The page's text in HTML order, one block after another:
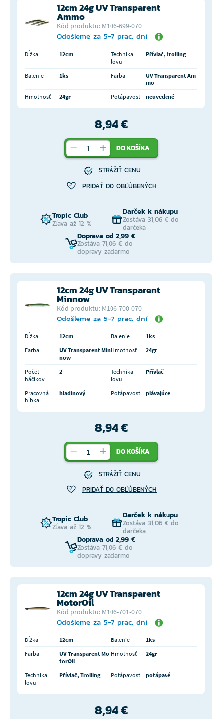
12cm 24g UV Transparent
Ammo
Kód produktu: M106-699-070
Odošleme za 5-7 prac. dní
Dĺžka 12cm
Technika
lovu
Přívlač, trolling
Balenie 1ks Farba
UV Transparent Am
mo
Hmotnosť
24gr Potápavosť neuvedené
8,94 €
DO KOŠÍKA
STRÁŽIŤ CENU
PRIDAŤ DO OBĽÚBENÝCH
Tropic Club
Zľava až 12 %
Darček k nákupu
Zostáva 31,06 € do
darčeka
Doprava od 2,99 €
Zostáva 71,06 € do
dopravy zadarmo
12cm 24g UV Transparent
Minnow
Kód produktu: M106-700-070
Odošleme za 5-7 prac. dní
Dĺžka 12cm Balenie
1ks
Farba
UV Transparent Min
now
Hmotnosť 24gr
Počet
háčikov
2
Technika
lovu
Přívlač
Pracovná
hĺbka
hladinový Potápavosť plávajúce
8,94 €
DO KOŠÍKA
STRÁŽIŤ CENU
PRIDAŤ DO OBĽÚBENÝCH
Tropic Club
Zľava až 12 %
Darček k nákupu
Zostáva 31,06 € do
darčeka
Doprava od 2,99 €
Zostáva 71,06 € do
dopravy zadarmo
12cm 24g UV Transparent
MotorOil
Kód produktu: M106-701-070
Odošleme za 5-7 prac. dní
Dĺžka 12cm Balenie
1ks
Farba
UV Transparent Mo
torOil
Hmotnosť 24gr
Technika
lovu
Přívlač, Trolling Potápavosť potápavé
8,94 €